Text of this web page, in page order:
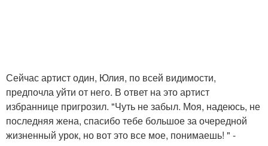
Сейчас артист один, Юлия, по всей видимости,
предпочла уйти от него. В ответ на это артист
избраннице пригрозил. "Чуть не забыл. Моя, надеюсь, не
последняя жена, спасибо тебе большое за очередной
жизненный урок, но вот это все мое, понимаешь! " -